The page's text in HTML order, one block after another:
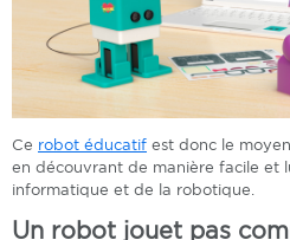
Ce robot éducatif est donc le
en découvrant de manière facile et
informatique et de la robotique.
Un robot jouet pas